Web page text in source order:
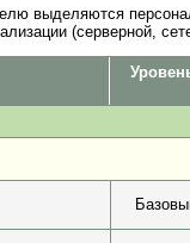
выделяются
(серверной,